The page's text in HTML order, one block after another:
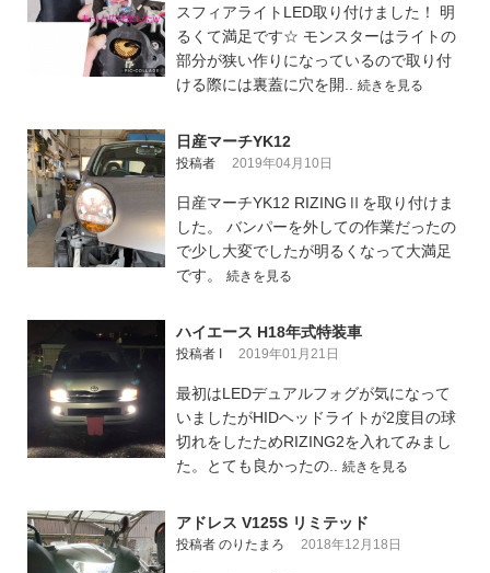
スフィアライトLED取り付けました！ 明
るくて満足です☆ モンスターはライトの
部分が狭い作りになっているので取り付
ける際には裏蓋に穴を開.. 続きを見る
日産マーチYK12
投稿者 2019年04月10日
日産マーチYK12 RIZINGⅡを取り付けま
した。 バンパーを外しての作業だったの
で少し大変でしたが明るくなって大満足
です。 続きを見る
ハイエース H18年式特装車
投稿者 I 2019年01月21日
最初はLEDデュアルフォグが気になって
いましたがHIDヘッドライトが2度目の球
切れをしたためRIZING2を入れてみまし
た。とても良かったの.. 続きを見る
アドレス V125S リミテッド
投稿者 のりたまろ 2018年12月18日